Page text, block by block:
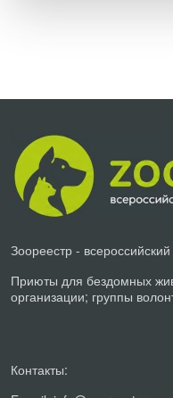
Зоореестр -
Приюты для бездомных
организации; группы
Контакты: